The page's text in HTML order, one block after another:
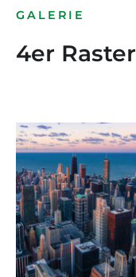
GALERIE
4er Raster